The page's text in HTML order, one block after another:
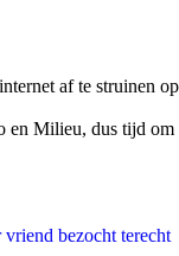
af te struinen op
en Milieu, dus tijd om
vriend bezocht terecht